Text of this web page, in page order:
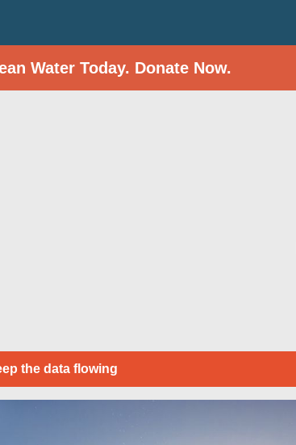
Water Today. Donate Now.
the data flowing